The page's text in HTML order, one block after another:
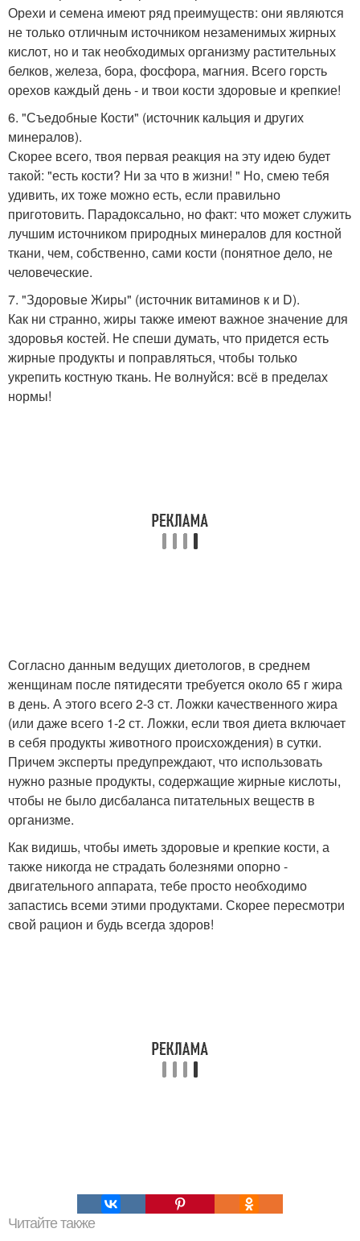
Орехи и семена имеют ряд преимуществ: они являются
не только отличным источником незаменимых жирных
кислот, но и так необходимых организму растительных
белков, железа, бора, фосфора, магния. Всего горсть
орехов каждый день - и твои кости здоровые и крепкие!
6. "Съедобные Кости" (источник кальция и других
минералов).
Скорее всего, твоя первая реакция на эту идею будет
такой: "есть кости? Ни за что в жизни! " Но, смею тебя
удивить, их тоже можно есть, если правильно
приготовить. Парадоксально, но факт: что может служить
лучшим источником природных минералов для костной
ткани, чем, собственно, сами кости (понятное дело, не
человеческие.
7. "Здоровые Жиры" (источник витаминов к и D).
Как ни странно, жиры также имеют важное значение для
здоровья костей. Не спеши думать, что придется есть
жирные продукты и поправляться, чтобы только
укрепить костную ткань. Не волнуйся: всё в пределах
нормы!
Согласно данным ведущих диетологов, в среднем
женщинам после пятидесяти требуется около 65 г жира
в день. А этого всего 2-3 ст. Ложки качественного жира
(или даже всего 1-2 ст. Ложки, если твоя диета включает
в себя продукты животного происхождения) в сутки.
Причем эксперты предупреждают, что использовать
нужно разные продукты, содержащие жирные кислоты,
чтобы не было дисбаланса питательных веществ в
организме.
Как видишь, чтобы иметь здоровые и крепкие кости, а
также никогда не страдать болезнями опорно -
двигательного аппарата, тебе просто необходимо
запастись всеми этими продуктами. Скорее пересмотри
свой рацион и будь всегда здоров!
Читайте также